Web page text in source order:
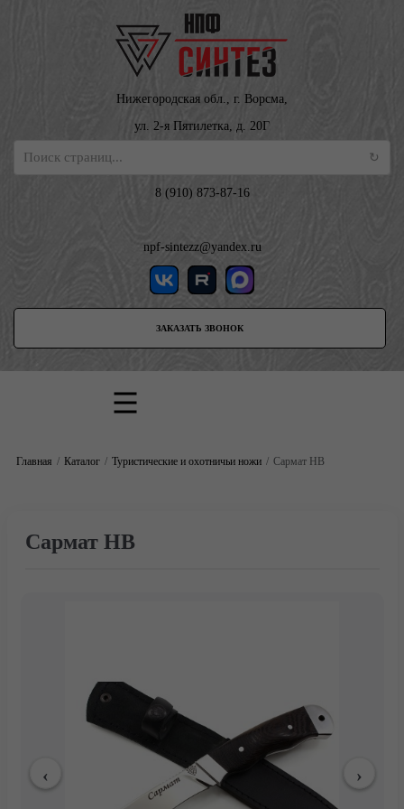
Нижегородская обл., г. Ворсма,
ул. 2-я Пятилетка, д. 20Г
8 (910) 873-87-16
npf-sintezz@yandex.ru
ЗАКАЗАТЬ ЗВОНОК
Главная Каталог Туристические и охотничьи ножи Сармат НВ
Сармат НВ